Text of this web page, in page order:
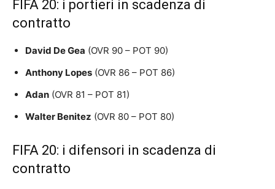
FIFA 20: i portieri in scadenza di
contratto
David De Gea (OVR 90 – POT 90)
Anthony Lopes (OVR 86 – POT 86)
Adan (OVR 81 – POT 81)
Walter Benitez (OVR 80 – POT 80)
FIFA 20: i difensori in scadenza di
contratto